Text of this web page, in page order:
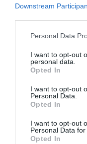
Downstream
Please note that this
not limited to your
grant or deny
use your data for
consent section.
Personal Data
I want to opt-out
personal data.
Opted In
I want to opt-out
Personal Data.
Opted In
I want to opt-out
Personal Data for
Opted In
τη; κοινωνικής
Διανοείσθαι ορθώς.
της ατομικής
Σε αυτή τη
απόλυτα η
προσωπικό λόγο, ως
Ελλήνων δεν είναι